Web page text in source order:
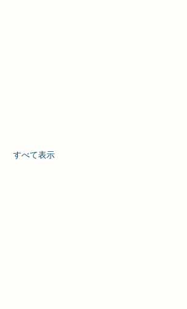
すべて表示